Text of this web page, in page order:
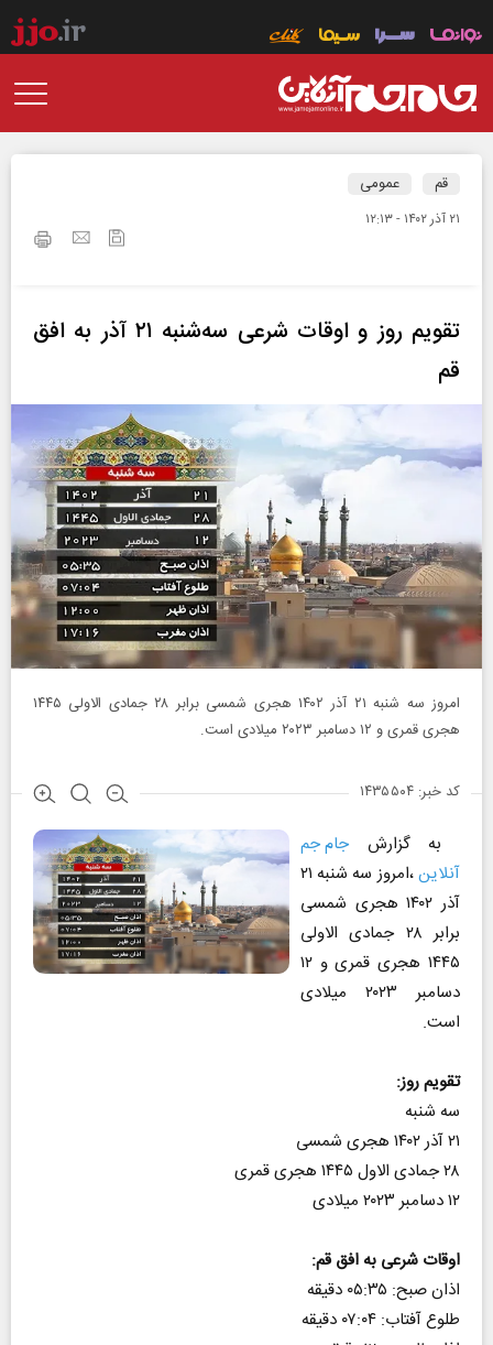
قم عمومی
۲۱ آذر ۱۴۰۲ - ۱۲:۱۳
تقویم روز و اوقات شرعی سه‌شنبه ۲۱ آذر به افق
قم
امروز سه شنبه ۲۱ آذر ۱۴۰۲ هجری شمسی برابر ۲۸ جمادی الاولی ۱۴۴۵
هجری قمری و ۱۲ دسامبر ۲۰۲۳ میلادی است.
کد خبر: ۱۴۳۵۵۰۴
به گزارشجام جم
آنلاین
،امروز سه شنبه ۲۱
آذر ۱۴۰۲ هجری شمسی
برابر ۲۸ جمادی الاولی
۱۴۴۵ هجری قمری و ۱۲
دسامبر ۲۰۲۳ میلادی
است.
تقویم روز:
سه شنبه
۲۱ آذر ۱۴۰۲ هجری شمسی
۲۸ جمادی الاول ۱۴۴۵ هجری قمری
۱۲ دسامبر ۲۰۲۳ میلادی
اوقات شرعی به افق قم:
اذان صبح: ۰۵:۳۵ دقیقه
طلوع آفتاب: ۰۷:۰۴ دقیقه